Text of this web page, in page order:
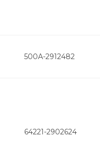
500А-2912482
64221-2902624